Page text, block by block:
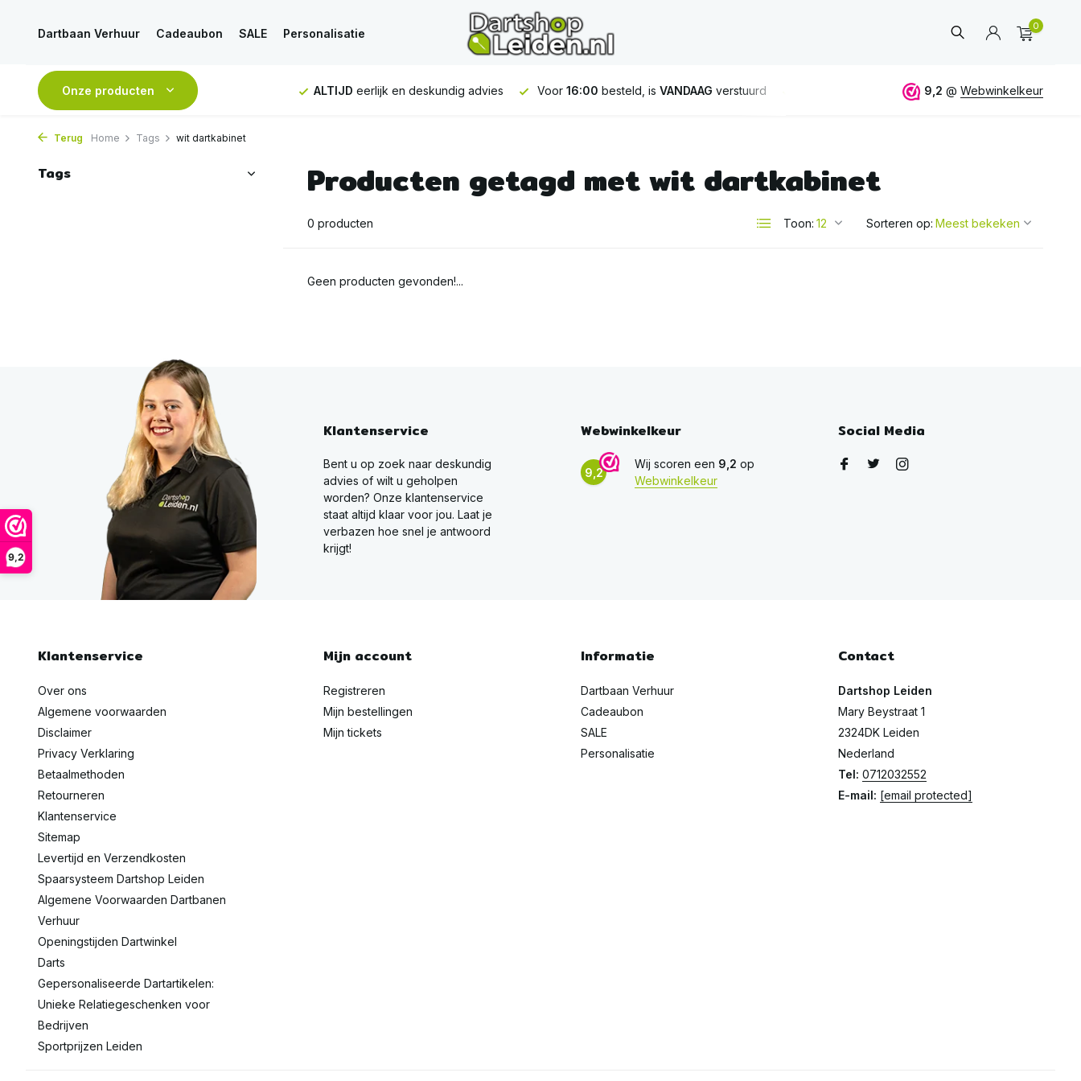
9,2
Dartbaan Verhuur Cadeaubon SALE Personalisatie
0
Onze producten
verstuurd GRATIS verzending vanaf 50€ ALTIJD eerlijk en deskundig advies Voor 16:00 besteld, is VANDAAG verstuurd verzending vanaf 50€ ALTIJDeerlijk
9,2 @ Webwinkelkeur
Terug Home Tags wit dartkabinet
Tags Producten getagd met wit dartkabinet
0 producten Toon: Sorteren op:
Geen producten gevonden!...
Klantenservice
Bent u op zoek naar deskundig
advies of wilt u geholpen
worden? Onze klantenservice
staat altijd klaar voor jou. Laat je
verbazen hoe snel je antwoord
krijgt!
Webwinkelkeur
9,2
Wij scoren een 9,2 op
Webwinkelkeur
Social Media
Klantenservice
Over ons
Algemene voorwaarden
Disclaimer
Privacy Verklaring
Betaalmethoden
Retourneren
Klantenservice
Sitemap
Levertijd en Verzendkosten
Spaarsysteem Dartshop Leiden
Algemene Voorwaarden Dartbanen
Verhuur
Openingstijden Dartwinkel
Darts
Gepersonaliseerde Dartartikelen:
Unieke Relatiegeschenken voor
Bedrijven
Sportprijzen Leiden
Mijn account
Registreren
Mijn bestellingen
Mijn tickets
Informatie
Dartbaan Verhuur
Cadeaubon
SALE
Personalisatie
Contact
Dartshop Leiden
Mary Beystraat 1
2324DK Leiden
Nederland
Tel: 0712032552
E-mail: [email protected]